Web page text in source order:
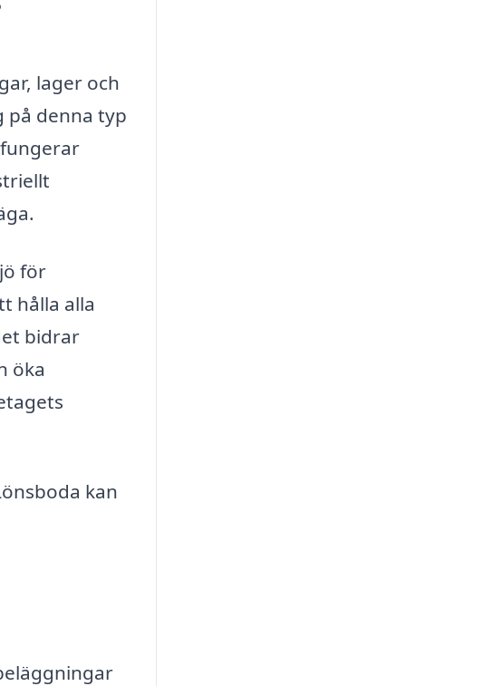
lager och
på denna typ
för
hålla alla
bidrar
öka
kan